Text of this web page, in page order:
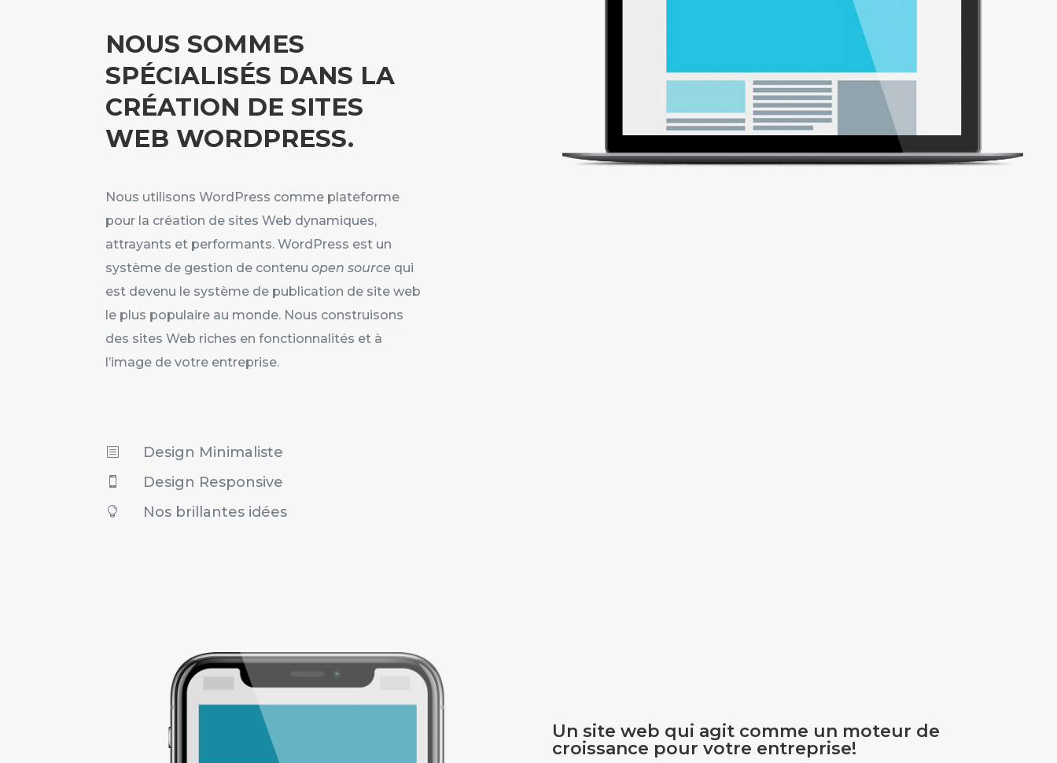
NOUS SOMMES
SPÉCIALISÉS DANS LA
CRÉATION DE SITES
WEB WORDPRESS.
Nous utilisons WordPress comme plateforme
pour la création de sites Web dynamiques,
attrayants et performants. WordPress est un
système de gestion de contenuopen source qui
est devenu le système de publication de site web
le plus populaire au monde. Nous construisons
des sites Web riches en fonctionnalités et à
l’image de votre entreprise.
b Design Minimaliste
 Design Responsive
 Nos brillantes idées
Un site web qui agit comme un moteur de
croissance pour votre entreprise!